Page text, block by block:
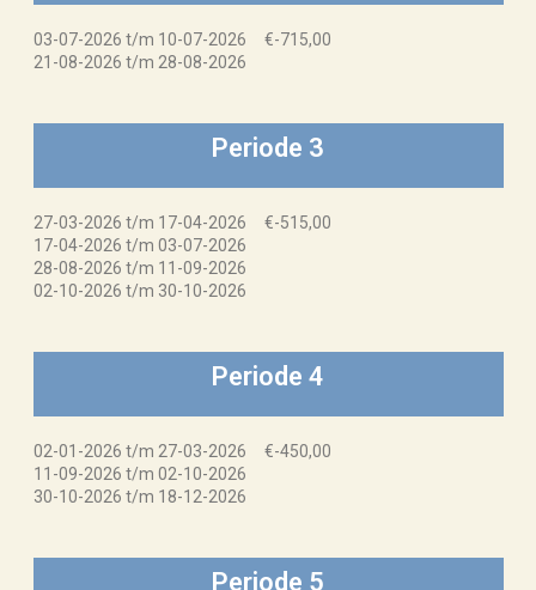
03-07-2026 t/m 10-07-2026 €-715,00
21-08-2026 t/m 28-08-2026
Periode 3
27-03-2026 t/m 17-04-2026 €-515,00
17-04-2026 t/m 03-07-2026
28-08-2026 t/m 11-09-2026
02-10-2026 t/m 30-10-2026
Periode 4
02-01-2026 t/m 27-03-2026 €-450,00
11-09-2026 t/m 02-10-2026
30-10-2026 t/m 18-12-2026
Periode 5